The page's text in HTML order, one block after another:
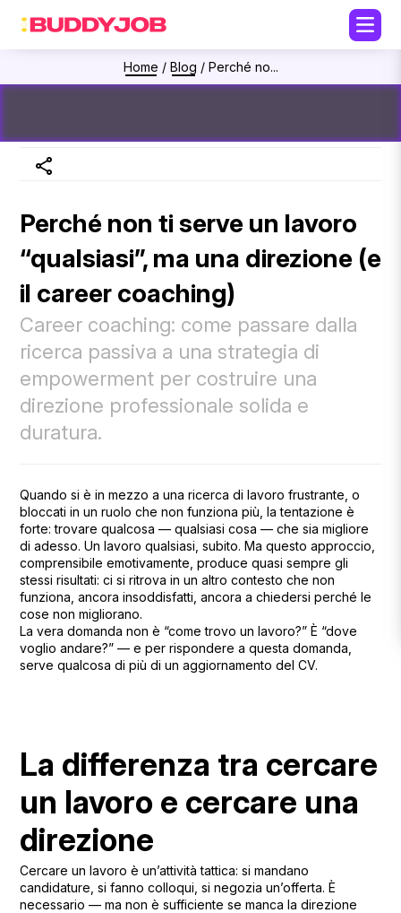
Home / Blog / Perché no...
Perché non ti serve un lavoro
“qualsiasi”, ma una direzione (e
il career coaching)
Career coaching: come passare dalla
ricerca passiva a una strategia di
empowerment per costruire una
direzione professionale solida e
duratura.
Quando si è in mezzo a una ricerca di lavoro frustrante, o
bloccati in un ruolo che non funziona più, la tentazione è
forte: trovare qualcosa — qualsiasi cosa — che sia migliore
di adesso. Un lavoro qualsiasi, subito. Ma questo approccio,
comprensibile emotivamente, produce quasi sempre gli
stessi risultati: ci si ritrova in un altro contesto che non
funziona, ancora insoddisfatti, ancora a chiedersi perché le
cose non migliorano.
La vera domanda non è “come trovo un lavoro?” È “dove
voglio andare?” — e per rispondere a questa domanda,
serve qualcosa di più di un aggiornamento del CV.
La differenza tra cercare
un lavoro e cercare una
direzione
Cercare un lavoro è un’attività tattica: si mandano
candidature, si fanno colloqui, si negozia un’offerta. È
necessario — ma non è sufficiente se manca la direzione